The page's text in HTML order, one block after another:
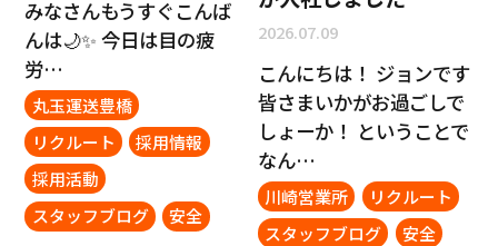
みなさんもうすぐこんば
んは🌙✨ 今日は目の疲
労…
丸玉運送豊橋
リクルート
採用情報
採用活動
スタッフブログ
安全
2026.07.09
こんにちは！ ジョンです
皆さまいかがお過ごしで
しょーか！ ということで
なん…
川崎営業所
リクルート
スタッフブログ
安全